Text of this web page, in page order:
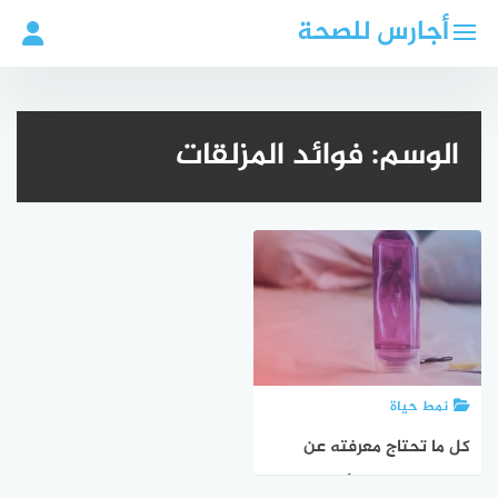
أجارس للصحة
الوسم:فوائد المزلقات
نمط حياة
كل ما تحتاج معرفته عن